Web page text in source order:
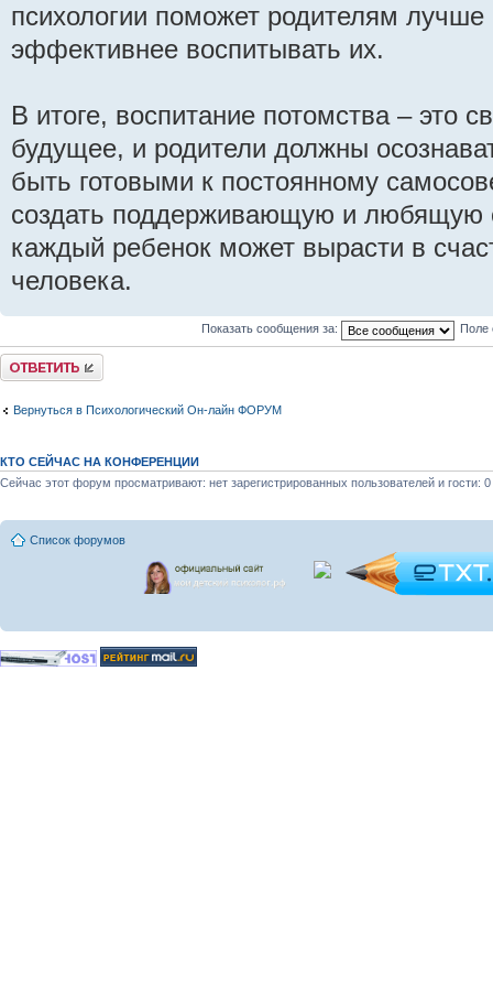
психологии поможет родителям лучше
эффективнее воспитывать их.
В итоге, воспитание потомства – это
будущее, и родители должны
быть готовыми к постоянному
создать поддерживающую и любящую
каждый ребенок может вырасти в
человека.
Показать сообщения за: Поле
Ответить
Вернуться в Психологический Он-лайн ФОРУМ
КТО СЕЙЧАС НА КОНФЕРЕНЦИИ
Сейчас этот форум просматривают: нет зарегистрированных пользователей и гости: 0
Список форумов